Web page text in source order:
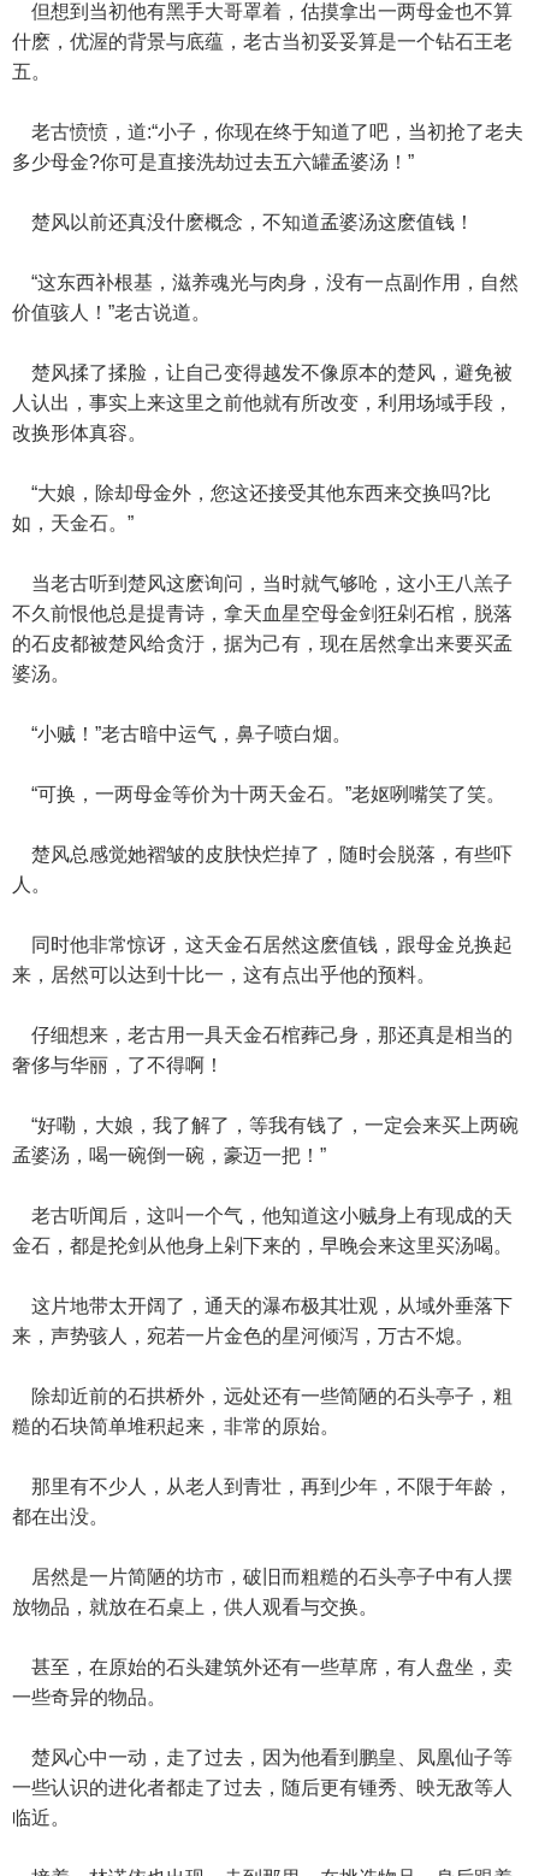
但想到当初他有黑手大哥罩着，估摸拿出一两母金也不算
什麽，优渥的背景与底蕴，老古当初妥妥算是一个钻石王老
五。
老古愤愤，道:“小子，你现在终于知道了吧，当初抢了老夫
多少母金?你可是直接洗劫过去五六罐孟婆汤！”
楚风以前还真没什麽概念，不知道孟婆汤这麽值钱！
“这东西补根基，滋养魂光与肉身，没有一点副作用，自然
价值骇人！”老古说道。
楚风揉了揉脸，让自己变得越发不像原本的楚风，避免被
人认出，事实上来这里之前他就有所改变，利用场域手段，
改换形体真容。
“大娘，除却母金外，您这还接受其他东西来交换吗?比
如，天金石。”
当老古听到楚风这麽询问，当时就气够呛，这小王八羔子
不久前恨他总是提青诗，拿天血星空母金剑狂剁石棺，脱落
的石皮都被楚风给贪汙，据为己有，现在居然拿出来要买孟
婆汤。
“小贼！”老古暗中运气，鼻子喷白烟。
“可换，一两母金等价为十两天金石。”老妪咧嘴笑了笑。
楚风总感觉她褶皱的皮肤快烂掉了，随时会脱落，有些吓
人。
同时他非常惊讶，这天金石居然这麽值钱，跟母金兑换起
来，居然可以达到十比一，这有点出乎他的预料。
仔细想来，老古用一具天金石棺葬己身，那还真是相当的
奢侈与华丽，了不得啊！
“好嘞，大娘，我了解了，等我有钱了，一定会来买上两碗
孟婆汤，喝一碗倒一碗，豪迈一把！”
老古听闻后，这叫一个气，他知道这小贼身上有现成的天
金石，都是抡剑从他身上剁下来的，早晚会来这里买汤喝。
这片地带太开阔了，通天的瀑布极其壮观，从域外垂落下
来，声势骇人，宛若一片金色的星河倾泻，万古不熄。
除却近前的石拱桥外，远处还有一些简陋的石头亭子，粗
糙的石块简单堆积起来，非常的原始。
那里有不少人，从老人到青壮，再到少年，不限于年龄，
都在出没。
居然是一片简陋的坊市，破旧而粗糙的石头亭子中有人摆
放物品，就放在石桌上，供人观看与交换。
甚至，在原始的石头建筑外还有一些草席，有人盘坐，卖
一些奇异的物品。
楚风心中一动，走了过去，因为他看到鹏皇、凤凰仙子等
一些认识的进化者都走了过去，随后更有锺秀、映无敌等人
临近。